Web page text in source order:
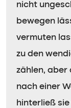
nicht
bewegen
vermuten
zu den
zählen, aber
nach einer
hinterließ